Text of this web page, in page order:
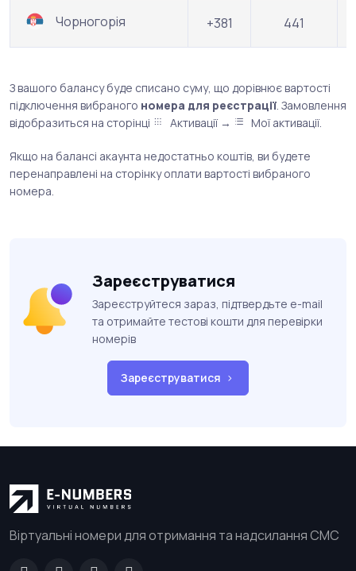
Чорногорія +381 441
З вашого балансу буде списано суму, що дорівнює вартості
підключення вибраного номера для реєстрації. Замовлення
відобразиться на сторінці
Активації → Мої активації.
Якщо на балансі акаунта недостатньо коштів, ви будете
перенаправлені на сторінку оплати вартості вибраного
номера.
Зареєструватися
Зареєструйтеся зараз, підтвердьте e-mail
та отримайте тестові кошти для перевірки
номерів
Зареєструватися
Віртуальні номери для отримання та надсилання СМС